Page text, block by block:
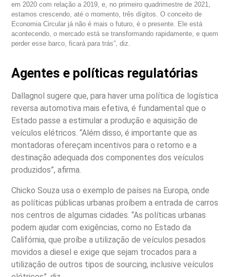
em 2020 com relação a 2019, e, no primeiro quadrimestre de 2021,
estamos crescendo, até o momento, três dígitos. O conceito de
Economia Circular já não é mais o futuro, é o presente. Ele está
acontecendo, o mercado está se transformando rapidamente, e quem
perder esse barco, ficará para trás”, diz.
Agentes e políticas regulatórias
Dallagnol sugere que, para haver uma política de logística
reversa automotiva mais efetiva, é fundamental que o
Estado passe a estimular a produção e aquisição de
veículos elétricos. “Além disso, é importante que as
montadoras ofereçam incentivos para o retorno e a
destinação adequada dos componentes dos veículos
produzidos”, afirma.
Chicko Souza usa o exemplo de países na Europa, onde
as políticas públicas urbanas proíbem a entrada de carros
nos centros de algumas cidades. “As políticas urbanas
podem ajudar com exigências, como no Estado da
Califórnia, que proíbe a utilização de veículos pesados
movidos a diesel e exige que sejam trocados para a
utilização de outros tipos de sourcing, inclusive veículos